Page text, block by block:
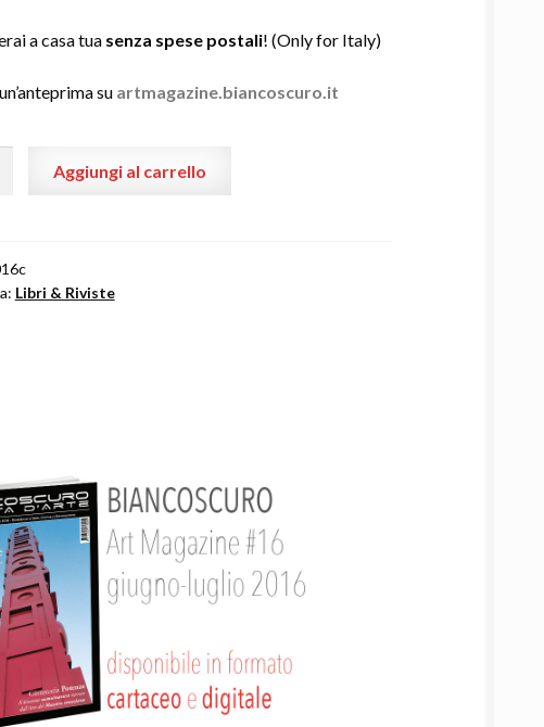
a casa tua senza spese postali! (Only for Italy)
su artmagazine.biancoscuro.it
Aggiungi al carrello
Libri & Riviste